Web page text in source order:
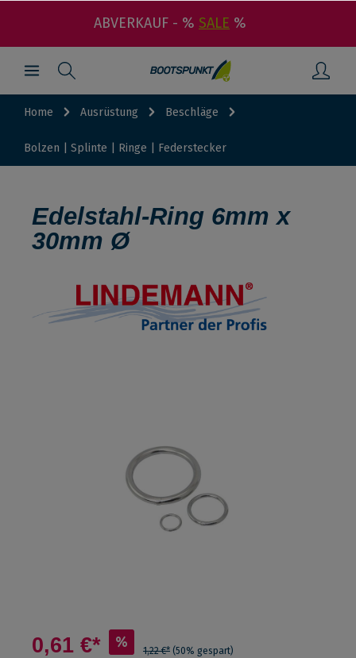
ABVERKAUF - % SALE %
Home Ausrüstung Beschläge
Bolzen | Splinte | Ringe | Federstecker
Edelstahl-Ring 6mm x
30mm Ø
0,61 €* % 1,22 €* (50% gespart)